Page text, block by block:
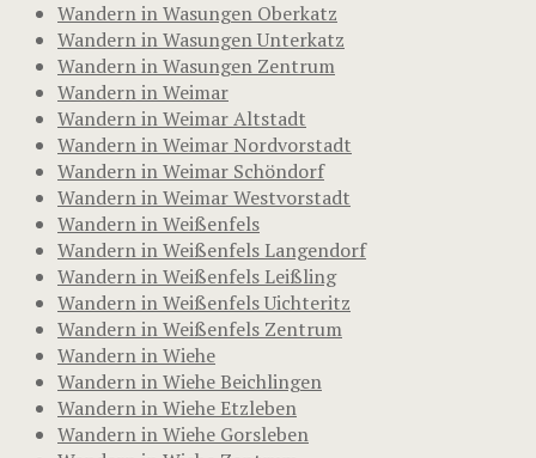
Wandern in Wasungen Oberkatz
Wandern in Wasungen Unterkatz
Wandern in Wasungen Zentrum
Wandern in Weimar
Wandern in Weimar Altstadt
Wandern in Weimar Nordvorstadt
Wandern in Weimar Schöndorf
Wandern in Weimar Westvorstadt
Wandern in Weißenfels
Wandern in Weißenfels Langendorf
Wandern in Weißenfels Leißling
Wandern in Weißenfels Uichteritz
Wandern in Weißenfels Zentrum
Wandern in Wiehe
Wandern in Wiehe Beichlingen
Wandern in Wiehe Etzleben
Wandern in Wiehe Gorsleben